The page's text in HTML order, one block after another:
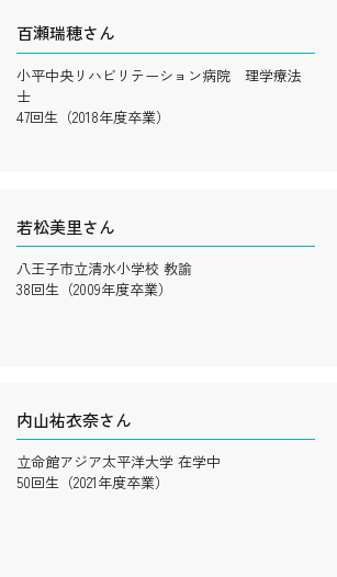
百瀬瑞穂さん
小平中央リハビリテーション病院 理学療法
士
47回生（2018年度卒業）
若松美里さん
八王子市立清水小学校 教諭
38回生（2009年度卒業）
内山祐衣奈さん
立命館アジア太平洋大学 在学中
50回生（2021年度卒業）